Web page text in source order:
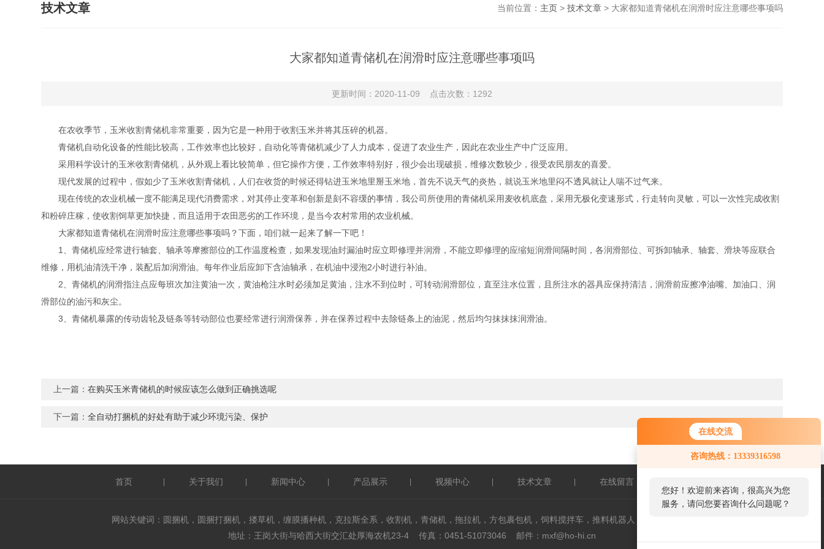
在线交流
咨询热线：13339316598
您好！欢迎前来咨询，很高兴为您
服务，请问您要咨询什么问题呢？
技术文章 当前位置： 主页> 技术文章> 大家都知道青储机在润滑时应注意哪些事项吗
大家都知道青储机在润滑时应注意哪些事项吗
更新时间：2020-11-09 点击次数：1292
在农收季节，玉米收割青储机非常重要，因为它是一种用于收割玉米并将其压碎的机器。
青储机自动化设备的性能比较高，工作效率也比较好，自动化等青储机减少了人力成本，促进了农业生产，因此在农业生产中广泛应用。
采用科学设计的玉米收割青储机，从外观上看比较简单，但它操作方便，工作效率特别好，很少会出现破损，维修次数较少，很受农民朋友的喜爱。
现代发展的过程中，假如少了玉米收割青储机，人们在收货的时候还得钻进玉米地里掰玉米地，首先不说天气的炎热，就说玉米地里闷不透风就让人喘不过气来。
现在传统的农业机械一度不能满足现代消费需求，对其停止变革和创新是刻不容缓的事情，我公司所使用的青储机采用麦收机底盘，采用无极化变速形式，行走转向灵敏，可以一次性完成收割
和粉碎庄稼，使收割饲草更加快捷，而且适用于农田恶劣的工作环境，是当今农村常用的农业机械。
大家都知道青储机在润滑时应注意哪些事项吗？下面，咱们就一起来了解一下吧！
1、青储机应经常进行轴套、轴承等摩擦部位的工作温度检查，如果发现油封漏油时应立即修理并润滑，不能立即修理的应缩短润滑间隔时间，各润滑部位、可拆卸轴承、轴套、滑块等应联合
维修，用机油清洗干净，装配后加润滑油。每年作业后应卸下含油轴承，在机油中浸泡2小时进行补油。
2、青储机的润滑指注点应每班次加注黄油一次，黄油枪注水时必须加足黄油，注水不到位时，可转动润滑部位，直至注水位置，且所注水的器具应保持清洁，润滑前应擦净油嘴、加油口、润
滑部位的油污和灰尘。
3、青储机暴露的传动齿轮及链条等转动部位也要经常进行润滑保养，并在保养过程中去除链条上的油泥，然后均匀抹抹抹润滑油。
上一篇：在购买玉米青储机的时候应该怎么做到正确挑选呢
下一篇：全自动打捆机的好处有助于减少环境污染、保护
首页 关于我们 新闻中心 产品展示 视频中心 技术文章 在线留言
网站关键词：圆捆机，圆捆打捆机，搂草机，缠膜播种机，克拉斯全系，收割机，青储机，拖拉机，方包裹包机，饲料搅拌车，推料机器人，叉车，奥库裹包机
地址：王岗大街与哈西大街交汇处厚海农机23-4 传真：0451-51073046 邮件：mxf@ho-hi.cn